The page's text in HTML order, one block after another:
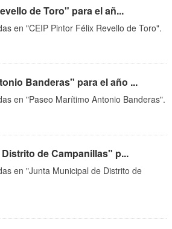
de Toro" para el añ...
en "CEIP Pintor Félix Revello de Toro".
Banderas" para el año ...
en "Paseo Marítimo Antonio Banderas".
de Campanillas" p...
en "Junta Municipal de Distrito de